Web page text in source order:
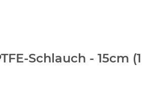
Schlauch - 15cm (1